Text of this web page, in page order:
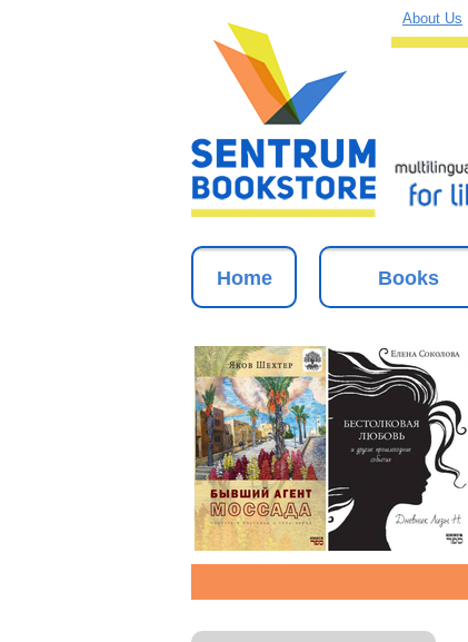
About Us
Home Books